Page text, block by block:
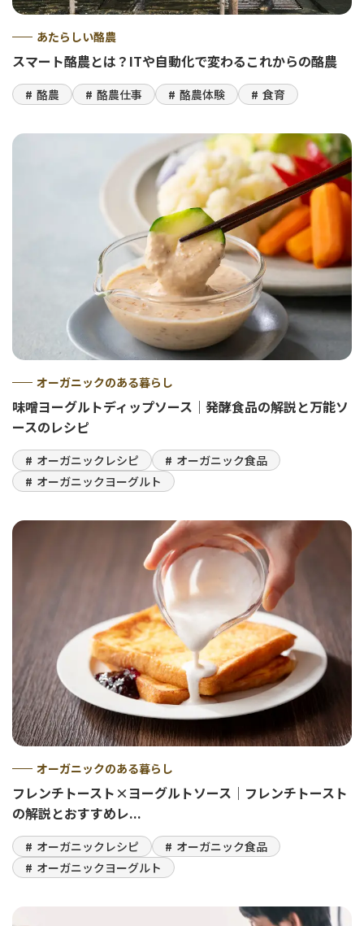
あたらしい酪農
スマート酪農とは？ITや自動化で変わるこれからの酪農
酪農 酪農仕事 酪農体験 食育
オーガニックのある暮らし
味噌ヨーグルトディップソース｜発酵食品の解説と万能ソ
ースのレシピ
オーガニックレシピ
オーガニック食品
オーガニックヨーグルト
オーガニックのある暮らし
フレンチトースト×ヨーグルトソース｜フレンチトースト
の解説とおすすめレ...
オーガニックレシピ
オーガニック食品
オーガニックヨーグルト